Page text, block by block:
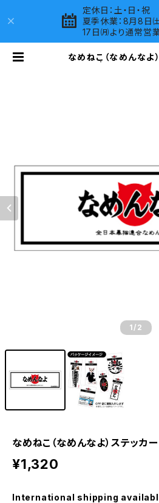
定休日：土・日・祝
夏季休業：8月8日
17日㈪より通常営
なめねこ（なめんなよ
1 /2
なめねこ（なめんなよ）ステッカー
¥1,320
International shipping